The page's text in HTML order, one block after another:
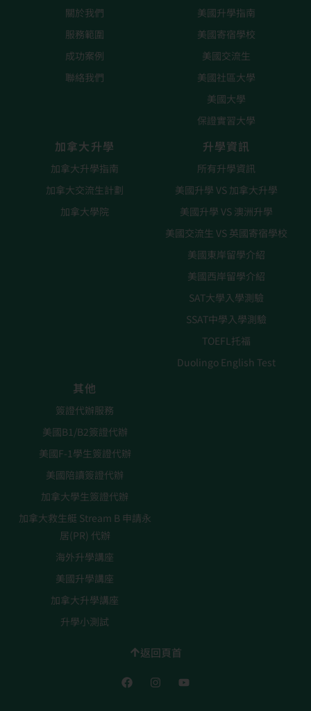
關於我們
服務範圍
成功案例
聯絡我們
美國升學指南
美國寄宿學校
美國交流生
美國社區大學
美國大學
保證實習大學
加拿大升學
加拿大升學指南
加拿大交流生計劃
加拿大學院
升學資訊
所有升學資訊
美國升學 VS 加拿大升學
美國升學 VS 澳洲升學
美國交流生 VS 英國寄宿學校
美國東岸留學介紹
美國西岸留學介紹
SAT大學入學測驗
SSAT中學入學測驗
TOEFL托福
Duolingo English Test
其他
簽證代辦服務
美國B1/B2簽證代辦
美國F-1學生簽證代辦
美國陪讀簽證代辦
加拿大學生簽證代辦
加拿大救生艇 Stream B 申請永
居(PR) 代辦
海外升學講座
美國升學講座
加拿大升學講座
升學小測試
返回頁首